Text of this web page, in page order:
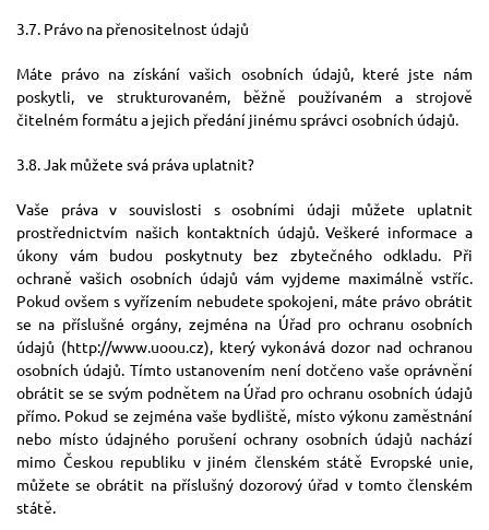
3.7. Právo na přenositelnost údajů
Máte právo na získání vašich osobních údajů, které jste nám
poskytli, ve strukturovaném, běžně používaném a strojově
čitelném formátu a jejich předání jinému správci osobních údajů.
3.8. Jak můžete svá práva uplatnit?
Vaše práva v souvislosti s osobními údaji můžete uplatnit
prostřednictvím našich kontaktních údajů. Veškeré informace a
úkony vám budou poskytnuty bez zbytečného odkladu. Při
ochraně vašich osobních údajů vám vyjdeme maximálně vstříc.
Pokud ovšem s vyřízením nebudete spokojeni, máte právo obrátit
se na příslušné orgány, zejména na Úřad pro ochranu osobních
údajů (http://www.uoou.cz), který vykonává dozor nad ochranou
osobních údajů. Tímto ustanovením není dotčeno vaše oprávnění
obrátit se se svým podnětem na Úřad pro ochranu osobních údajů
přímo. Pokud se zejména vaše bydliště, místo výkonu zaměstnání
nebo místo údajného porušení ochrany osobních údajů nachází
mimo Českou republiku v jiném členském státě Evropské unie,
můžete se obrátit na příslušný dozorový úřad v tomto členském
státě.